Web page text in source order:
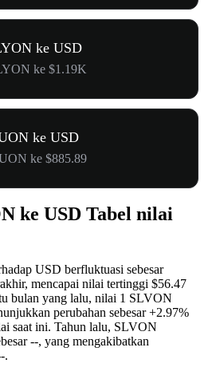
ke USD
ke $1.19K
ke USD
ke $885.89
ke USD Tabel nilai
USD berfluktuasi sebesar
mencapai nilai tertinggi $56.47
bulan yang lalu, nilai 1 SLVON
perubahan sebesar+2.97%
saat ini. Tahun lalu, SLVON
--, yang mengakibatkan
.